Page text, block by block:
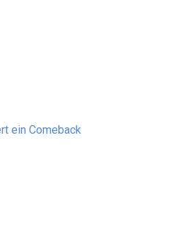
ein Comeback